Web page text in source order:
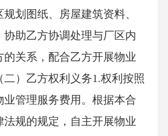
划图纸、房屋建筑资料、
协助乙方协调处理与厂区内
的关系，配合乙方开展物业
）乙方权利义务1.权利按照
业管理服务费用。根据本合
法规的规定，自主开展物业